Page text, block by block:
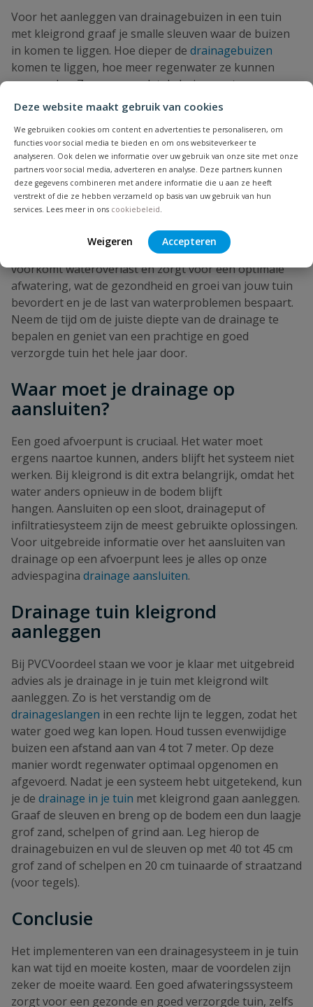
Deze website maakt gebruik van cookies
We gebruiken cookies om content en advertenties te personaliseren, om
functies voor social media te bieden en om ons websiteverkeer te
analyseren. Ook delen we informatie over uw gebruik van onze site met onze
partners voor social media, adverteren en analyse. Deze partners kunnen
deze gegevens combineren met andere informatie die u aan ze heeft
verstrekt of die ze hebben verzameld op basis van uw gebruik van hun
services. Lees meer in ons cookiebeleid
Weigeren Accepteren
Voor het aanleggen van drainagebuizen in een tuin
met kleigrond graaf je smalle sleuven waar de buizen
in komen te liggen. Hoe dieper de drainagebuizen
komen te liggen, hoe meer regenwater ze kunnen
verzamelen. Zorg ervoor dat de buizen waterpas
liggen, zodat het water goed weg kan lopen. Wil je
in je tuin met kleigrond en de
juiste diepte graven zonder al te veel schade aan te
brengen aan je gazon? Dan kun je het beste een
sleuvengraver huren. Deze graaft smalle sleuven op de
door jouw gewenste diepte en legt de grond direct
naast de sleuf op een hoop.
drainage is een cruciale stap bij het aanleggen van een
efficiënt en effectief drainagesysteem voor je tuin. Het
voorkomt wateroverlast en zorgt voor een optimale
afwatering, wat de gezondheid en groei van jouw tuin
bevordert en je de last van waterproblemen bespaart.
Neem de tijd om de juiste diepte van de drainage te
bepalen en geniet van een prachtige en goed
verzorgde tuin het hele jaar door.
Waar moet je drainage op
aansluiten?
Een goed afvoerpunt is cruciaal. Het water moet
ergens naartoe kunnen, anders blijft het systeem niet
werken. Bij kleigrond is dit extra belangrijk, omdat het
water anders opnieuw in de bodem blijft
hangen. Aansluiten op een sloot, drainageput of
infiltratiesysteem zijn de meest gebruikte oplossingen.
Voor uitgebreide informatie over het aansluiten van
drainage op een afvoerpunt lees je alles op onze
adviespagina drainage aansluiten.
Drainage tuin kleigrond
aanleggen
Bij PVCVoordeel staan we voor je klaar met uitgebreid
advies als je drainage in je tuin met kleigrond wilt
aanleggen. Zo is het verstandig om de
drainageslangen in een rechte lijn te leggen, zodat het
water goed weg kan lopen. Houd tussen evenwijdige
buizen een afstand aan van 4 tot 7 meter. Op deze
manier wordt regenwater optimaal opgenomen en
afgevoerd. Nadat je een systeem hebt uitgetekend, kun
je de drainage in je tuin met kleigrond gaan aanleggen.
Graaf de sleuven en breng op de bodem een dun laagje
grof zand, schelpen of grind aan. Leg hierop de
drainagebuizen en vul de sleuven op met 40 tot 45 cm
grof zand of schelpen en 20 cm tuinaarde of straatzand
(voor tegels).
Conclusie
Het implementeren van een drainagesysteem in je tuin
kan wat tijd en moeite kosten, maar de voordelen zijn
zeker de moeite waard. Een goed afwateringssysteem
zorgt voor een gezonde en goed verzorgde tuin, zelfs